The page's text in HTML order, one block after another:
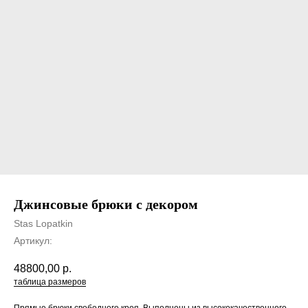
Джинсовые брюки с декором
Stas Lopatkin
Артикул:
48800,00 р.
таблица размеров